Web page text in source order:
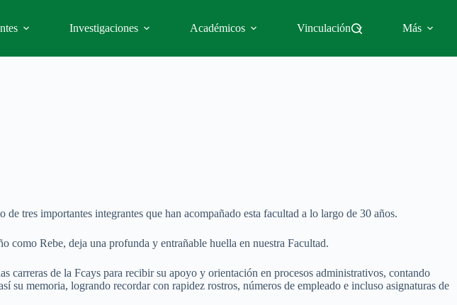
Investigaciones Académicos Vinculación Más
tres importantes integrantes que han acompañado esta facultad a lo largo de 30 años.
Rebe, deja una profunda y entrañable huella en nuestra Facultad.
carreras de la Fcays para recibir su apoyo y orientación en procesos administrativos, contando
memoria, logrando recordar con rapidez rostros, números de empleado e incluso asignaturas de